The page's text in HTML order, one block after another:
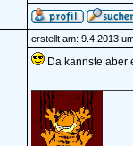
erstellt am: 9.4.2013
Da kannste aber